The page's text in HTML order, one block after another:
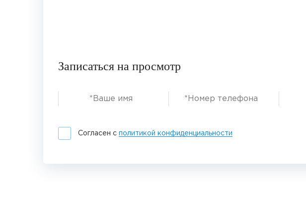
Записаться на просмотр
Согласен с политикой конфиденциальности